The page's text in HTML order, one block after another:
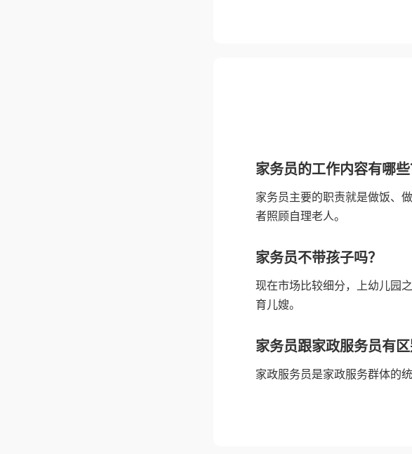
家务员的工作内容有哪些
家务员主要的职责就是做饭、
者照顾自理老人。
家务员不带孩子吗？
现在市场比较细分，上幼儿园
育儿嫂。
家务员跟家政服务员有区
家政服务员是家政服务群体的